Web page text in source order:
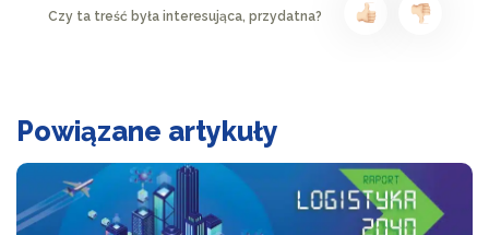
Czy ta treść była interesująca, przydatna?
Powiązane artykuły